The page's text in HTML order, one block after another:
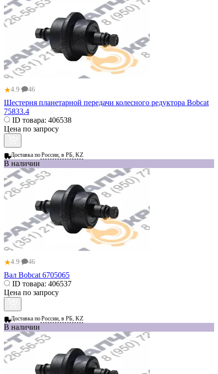
★4.9 46
Шестерня планетарной передачи колесного редуктора Bobcat
75833.4
ID товара: 406538
Цена по запросу
Доставка поРоссии, в РБ, KZ
В наличии
★4.9 46
Вал Bobcat 6705065
ID товара: 406537
Цена по запросу
Доставка поРоссии, в РБ, KZ
В наличии